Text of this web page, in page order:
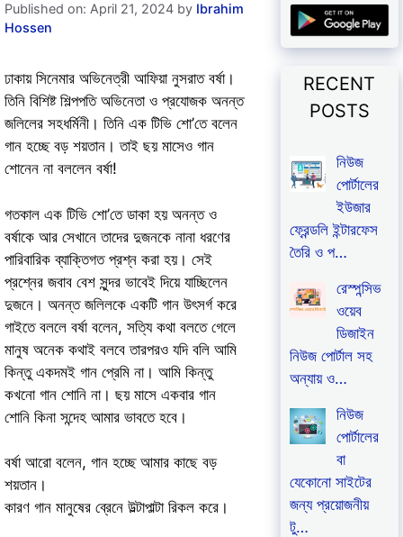
Published on: April 21, 2024 by Ibrahim
Hossen
ঢাকায় সিনেমার অভিনেত্রী আফিয়া নুসরাত বর্ষা।
তিনি বিশিষ্ট শিল্পপতি অভিনেতা ও প্রযোজক অনন্ত
জলিলের সহধর্মিনী। তিনি এক টিভি শো’তে বলেন
গান হচ্ছে বড় শয়তান। তাই ছয় মাসেও গান
শোনেন না বললেন বর্ষা!
গতকাল এক টিভি শো’তে ডাকা হয় অনন্ত ও
বর্ষাকে আর সেখানে তাদের দুজনকে নানা ধরণের
পারিবারিক ব্যাক্তিগত প্রশ্ন করা হয়। সেই
প্রশ্নের জবাব বেশ সুন্দর ভাবেই দিয়ে যাচ্ছিলেন
দুজনে। অনন্ত জলিলকে একটি গান উৎসর্গ করে
গাইতে বললে বর্ষা বলেন, সত্যি কথা বলতে গেলে
মানুষ অনেক কথাই বলবে তারপরও যদি বলি আমি
কিন্তু একদমই গান প্রেমি না। আমি কিন্তু
কখনো গান শোনি না। ছয় মাসে একবার গান
শোনি কিনা সন্দেহ আমার ভাবতে হবে।
বর্ষা আরো বলেন, গান হচ্ছে আমার কাছে বড়
শয়তান।
কারণ গান মানুষের ব্রেনে উল্টাপাল্টা রিকল করে।
RECENT
POSTS
নিউজ
পোর্টালের
ইউজার
ফ্রেন্ডলি ইন্টারফেস
তৈরি ও প…
রেস্পন্সিভ
ওয়েব
ডিজাইন
নিউজ পোর্টাল সহ
অন্যায় ও…
নিউজ
পোর্টালের
বা
যেকোনো সাইটের
জন্য প্রয়োজনীয়
টু…